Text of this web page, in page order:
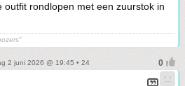
outfit rondlopen met een zuurstok in
2 juni 2026 @ 19:45 • 24